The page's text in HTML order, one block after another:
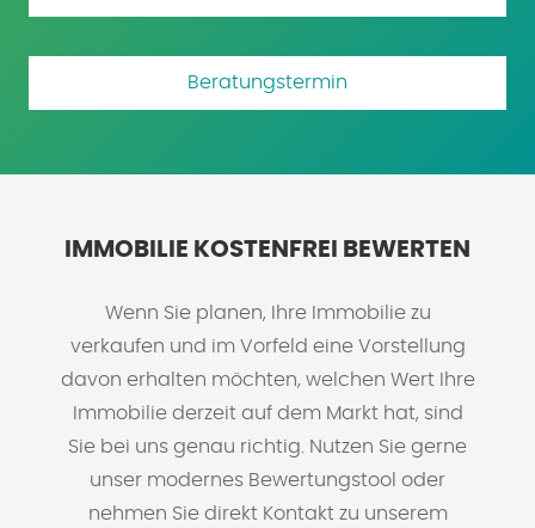
Beratungstermin
IMMOBILIE KOSTENFREI BEWERTEN
Wenn Sie planen, Ihre Immobilie zu
verkaufen und im Vorfeld eine Vorstellung
davon erhalten möchten, welchen Wert Ihre
Immobilie derzeit auf dem Markt hat, sind
Sie bei uns genau richtig. Nutzen Sie gerne
unser modernes Bewertungstool oder
nehmen Sie direkt Kontakt zu unserem